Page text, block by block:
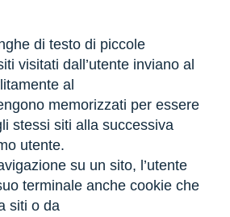
di testo di piccole
visitati dall’utente inviano al
al
memorizzati per essere
stessi siti alla successiva
utente.
su un sito, l’utente
terminale anche cookie che
siti o da